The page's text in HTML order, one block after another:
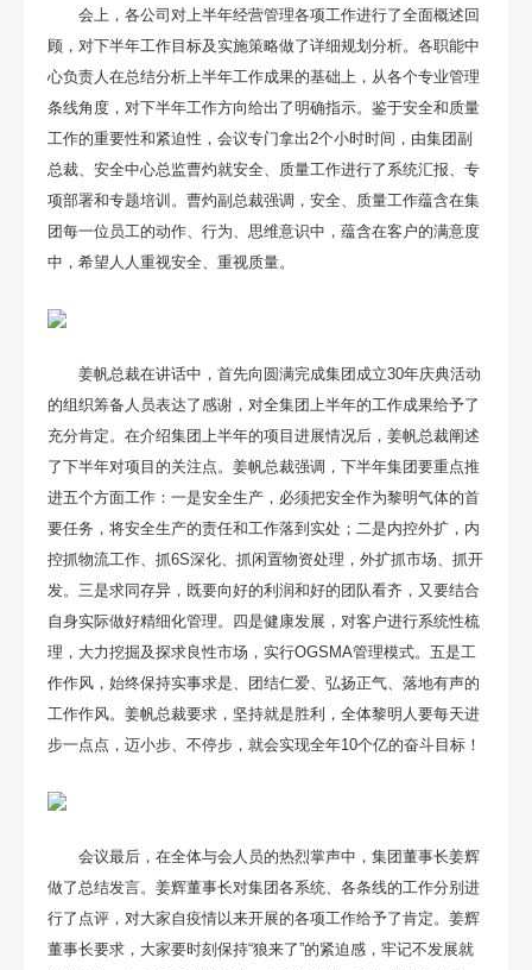
会上，各公司对上半年经营管理各项工作进行了全面概述回
顾，对下半年工作目标及实施策略做了详细规划分析。各职能中
心负责人在总结分析上半年工作成果的基础上，从各个专业管理
条线角度，对下半年工作方向给出了明确指示。鉴于安全和质量
工作的重要性和紧迫性，会议专门拿出2个小时时间，由集团副
总裁、安全中心总监曹灼就安全、质量工作进行了系统汇报、专
项部署和专题培训。曹灼副总裁强调，安全、质量工作蕴含在集
团每一位员工的动作、行为、思维意识中，蕴含在客户的满意度
中，希望人人重视安全、重视质量。
姜帆总裁在讲话中，首先向圆满完成集团成立30年庆典活动
的组织筹备人员表达了感谢，对全集团上半年的工作成果给予了
充分肯定。在介绍集团上半年的项目进展情况后，姜帆总裁阐述
了下半年对项目的关注点。姜帆总裁强调，下半年集团要重点推
进五个方面工作：一是安全生产，必须把安全作为黎明气体的首
要任务，将安全生产的责任和工作落到实处；二是内控外扩，内
控抓物流工作、抓6S深化、抓闲置物资处理，外扩抓市场、抓开
发。三是求同存异，既要向好的利润和好的团队看齐，又要结合
自身实际做好精细化管理。四是健康发展，对客户进行系统性梳
理，大力挖掘及探求良性市场，实行OGSMA管理模式。五是工
作作风，始终保持实事求是、团结仁爱、弘扬正气、落地有声的
工作作风。姜帆总裁要求，坚持就是胜利，全体黎明人要每天进
步一点点，迈小步、不停步，就会实现全年10个亿的奋斗目标！
会议最后，在全体与会人员的热烈掌声中，集团董事长姜辉
做了总结发言。姜辉董事长对集团各系统、各条线的工作分别进
行了点评，对大家自疫情以来开展的各项工作给予了肯定。姜辉
董事长要求，大家要时刻保持“狼来了”的紧迫感，牢记不发展就